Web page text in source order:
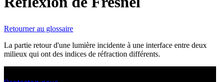
S'enregistrer
Se
Entreprise
Emploi
Retourner au glossaire
La partie retour d'une lumière incidente à une interface entre deux
milieux qui ont des indices de réfraction différents.